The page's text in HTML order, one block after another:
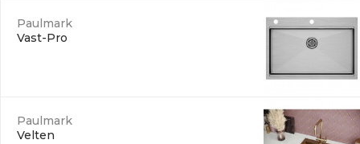
Paulmark
Vast-Pro
Paulmark
Velten